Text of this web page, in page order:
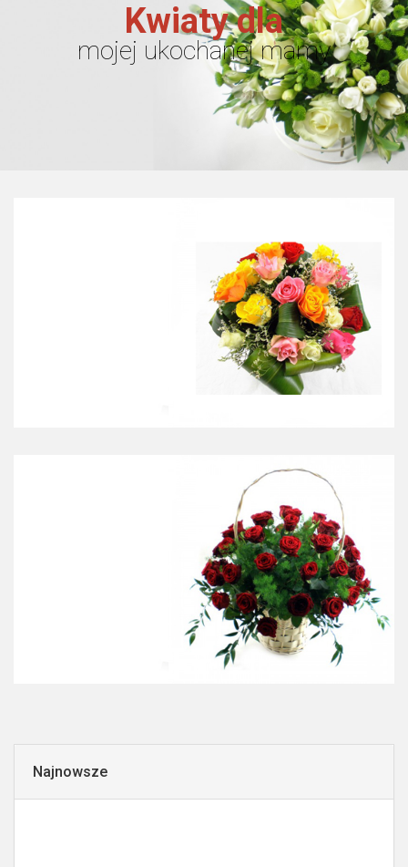
Kwiaty dla
mojej ukochanej mamy
Najnowsze